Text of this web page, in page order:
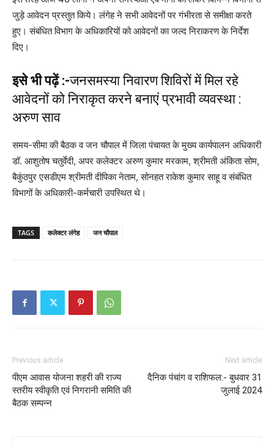
जुड़े आवेदन प्रस्तुत किये। लंगेह ने सभी आवेदनों पर गंभीरता से समीक्षा करते
हुए। संबंधित विभाग के अधिकारियों को आवेदनों का जल्द निराकरण के निर्देश
दिए।
इसे भी पढ़ें :-जनसमस्या निवारण शिविरों में मिल रहे
आवेदनों को निराकृत करने बनाएं प्रभावी व्यवस्था :
अरुण साव
समय-सीमा की बैठक व जन चौपाल में जिला पंचायत के मुख्य कार्यपालन अधिकारी
डॉ. आशुतोष चतुर्वेदी, अपर कलेक्टर अरुण कुमार मरकाम, श्रीमती अंकिता सोम,
बैकुंठपुर एसडीएम श्रीमती दीपिका नेताम, सोनहत राकेश कुमार साहू व संबंधित
विभागों के अधिकारी-कर्मचारी उपस्थित थे।
TAGS कलेक्टर लंगेह जन चौपाल
Previous article
पीएम आवास योजना शहरी की राज्य
स्तरीय स्वीकृति एवं निगरानी समिति की
बैठक सम्पन्न
Next article
दैनिक पंचांग व राशिफल:- बुधवार 31
जुलाई 2024